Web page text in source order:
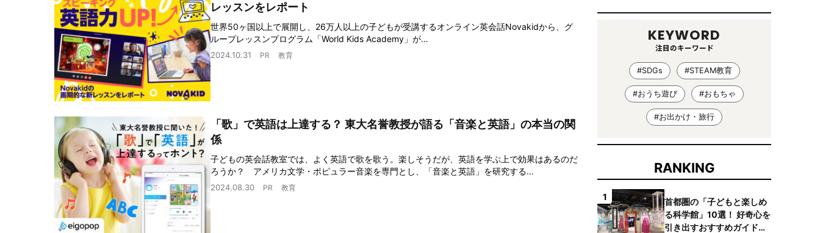
レッスンをレポート
世界50ヶ国以上で展開し、26万人以上の子どもが受講するオンライン英会話Novakidから、グ
ループレッスンプログラム「World Kids Academy」が…
2024.10.31 PR 教育
「歌」で英語は上達する？ 東大名誉教授が語る「音楽と英語」の本当の関
係
子どもの英会話教室では、よく英語で歌を歌う。楽しそうだが、英語を学ぶ上で効果はあるのだ
ろうか？ アメリカ文学・ポピュラー音楽を専門とし、「音楽と英語」を研究する…
2024.08.30 PR 教育
KEYWORD
注目のキーワード
#SDGs #STEAM教育
#おうち遊び #おもちゃ
#お出かけ・旅行
RANKING
1
首都圏の「子どもと楽しめ
る科学館」10選！ 好奇心を
引き出すおすすめガイドブ